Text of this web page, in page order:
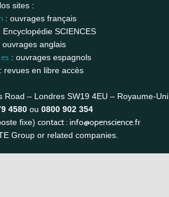
sites :
: ouvrages français
SCIENCES
ouvrages anglais
: ouvrages espagnols
revues en libre accès
Road – Londres SW19 4EU – Royaume-Uni
4580 ou 0800 902 354
fixe) contact : info@openscience.fr
Group or related companies.